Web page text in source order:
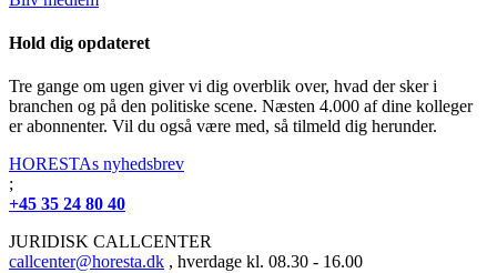
Hold dig opdateret
Tre gange om ugen giver vi dig overblik over, hvad der sker i
branchen og på den politiske scene. Næsten 4.000 af dine kolleger
er abonnenter. Vil du også være med, så tilmeld dig herunder.
HORESTAs nyhedsbrev
;
+45 35 24 80 40
JURIDISK CALLCENTER
callcenter@horesta.dk , hverdage kl. 08.30 - 16.00